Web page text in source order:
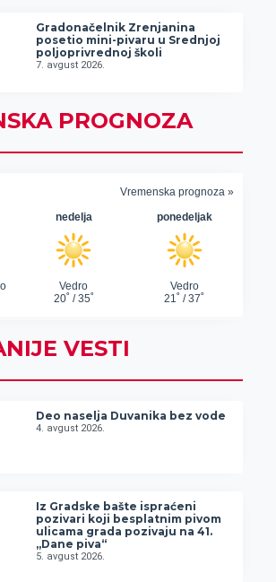
Gradonačelnik Zrenjanina
posetio mini-pivaru u Srednjoj
poljoprivrednoj školi
7. avgust 2026.
PROGNOZA
VESTI
Deo naselja Duvanika bez vode
4. avgust 2026.
Iz Gradske bašte ispraćeni
pozivari koji besplatnim pivom
ulicama grada pozivaju na 41.
„Dane piva“
5. avgust 2026.